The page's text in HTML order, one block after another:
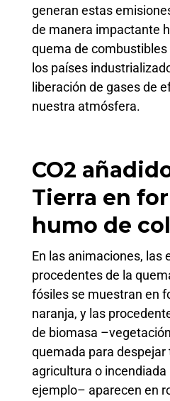
generan estas
de manera impactante
quema de
los países
liberación de gases de
nuestra atmósfera.
CO2
Tierra en
humo de
En las animaciones, las
procedentes de la
fósiles se muestran en
naranja, y las
de biomasa
quemada para despejar
agricultura o incendiada
ejemplo– aparecen en